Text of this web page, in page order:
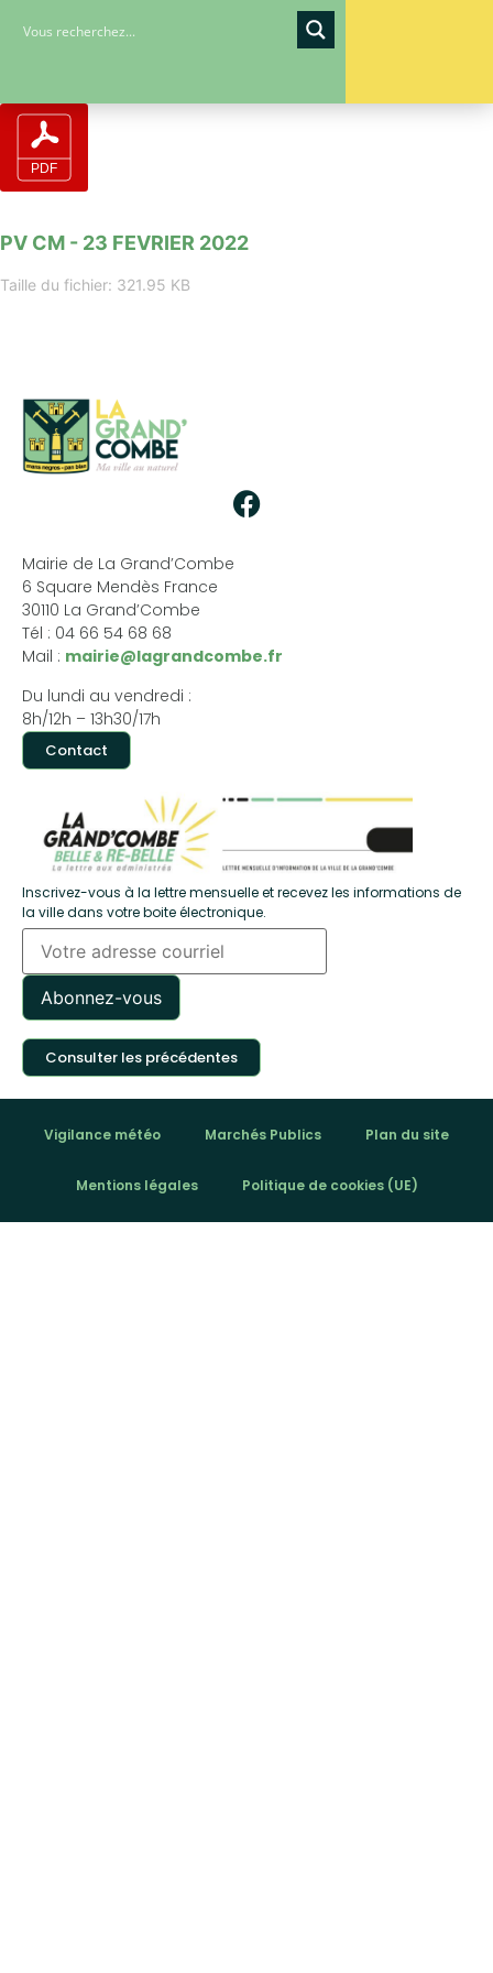
PV CM - 23 FEVRIER 2022
Taille du fichier: 321.95 KB
Mairie de La Grand’Combe
6 Square Mendès France
30110 La Grand’Combe
Tél : 04 66 54 68 68
Mail : mairie@lagrandcombe.fr
Du lundi au vendredi :
8h/12h – 13h30/17h
Contact
Inscrivez-vous à la lettre mensuelle et recevez les informations de
la ville dans votre boite électronique.
Consulter les précédentes
Vigilance météo Marchés Publics Plan du site
Mentions légales Politique de cookies (UE)